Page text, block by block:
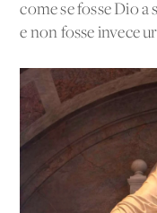
come se fosse Dio
e non fosse invece